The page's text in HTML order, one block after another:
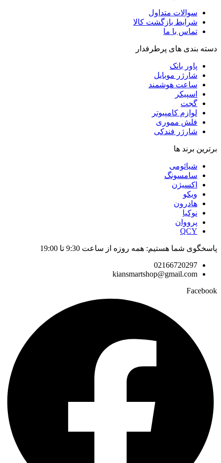
سوالات متداول
شرایط بازگشت کالا
تماس با ما
دسته بندی های پرطرفدار
پاور بانک
شارژر موبایل
ساعت هوشمند
اسپیکر
گجت
لوازم کامپیوتر
فلش مموری
شارژر فندکی
برترین برند ها
شیائومی
سامسونگ
اکسیژن
ویکو
هادرون
نوکیا
پرووان
QCY
پاسخگوی شما هستیم: همه روزه از ساعت 9:30 تا 19:00
02166720297
kiansmartshop@gmail.com
Facebook